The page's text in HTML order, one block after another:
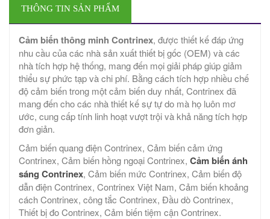
THÔNG TIN SẢN PHẨM
Cảm biến thông minh Contrinex, được thiết kế đáp ứng
nhu cầu của các nhà sản xuất thiết bị gốc (OEM) và các
nhà tích hợp hệ thống, mang đến mọi giải pháp giúp giảm
thiểu sự phức tạp và chi phí. Bằng cách tích hợp nhiều chế
độ cảm biến trong một cảm biến duy nhất, Contrinex đã
mang đến cho các nhà thiết kế sự tự do mà họ luôn mơ
ước, cung cấp tính linh hoạt vượt trội và khả năng tích hợp
đơn giản.
Cảm biến quang điện Contrinex, Cảm biến cảm ứng
Contrinex, Cảm biến hồng ngoại Contrinex, Cảm biến ánh
sáng Contrinex, Cảm biến mức Contrinex, Cảm biến độ
dẫn điện Contrinex, Contrinex Việt Nam, Cảm biến khoảng
cách Contrinex, công tắc Contrinex, Đầu dò Contrinex,
Thiết bị đo Contrinex, Cảm biến tiệm cận Contrinex.